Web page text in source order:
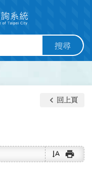
搜尋
keyboard_arrow_left 回上頁
text_rotate_vertical print